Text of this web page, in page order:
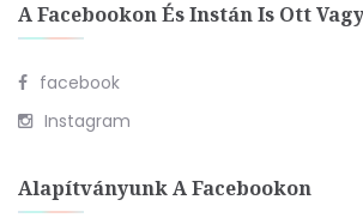
A Facebookon És Instán Is Ott
facebook
Instagram
Alapítványunk A Facebookon